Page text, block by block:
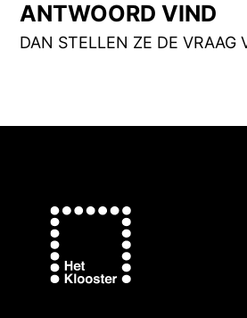
ANTWOORD VIND
DAN STELLEN ZE DE VRAAG